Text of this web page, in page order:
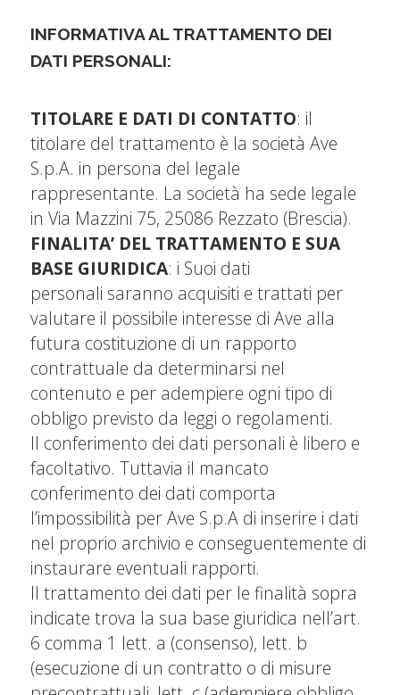
INFORMATIVA AL TRATTAMENTO DEI
DATI PERSONALI:
TITOLARE E DATI DI CONTATTO: il
titolare del trattamento è la società Ave
S.p.A. in persona del legale
rappresentante. La società ha sede legale
in Via Mazzini 75, 25086 Rezzato (Brescia).
FINALITA’ DEL TRATTAMENTO E SUA
BASE GIURIDICA: i Suoi dati
personali saranno acquisiti e trattati per
valutare il possibile interesse di Ave alla
futura costituzione di un rapporto
contrattuale da determinarsi nel
contenuto e per adempiere ogni tipo di
obbligo previsto da leggi o regolamenti.
Il conferimento dei dati personali è libero e
facoltativo. Tuttavia il mancato
conferimento dei dati comporta
l’impossibilità per Ave S.p.A di inserire i dati
nel proprio archivio e conseguentemente di
instaurare eventuali rapporti.
Il trattamento dei dati per le finalità sopra
indicate trova la sua base giuridica nell’art.
6 comma 1 lett. a (consenso), lett. b
(esecuzione di un contratto o di misure